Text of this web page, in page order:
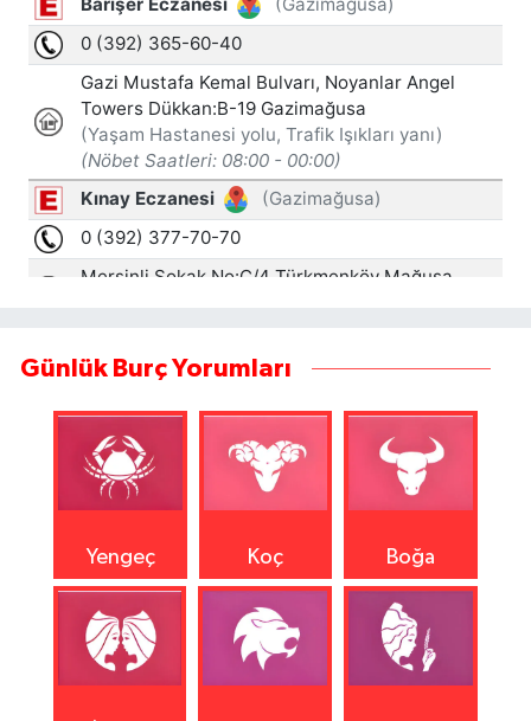
Günlük Burç Yorumları
Yengeç Koç Boğa